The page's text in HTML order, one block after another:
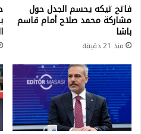
فاتح تيكه يحسم الجدل حول
مشاركة محمد صلاح أمام قاسم
باشا
منذ 21 دقيقة